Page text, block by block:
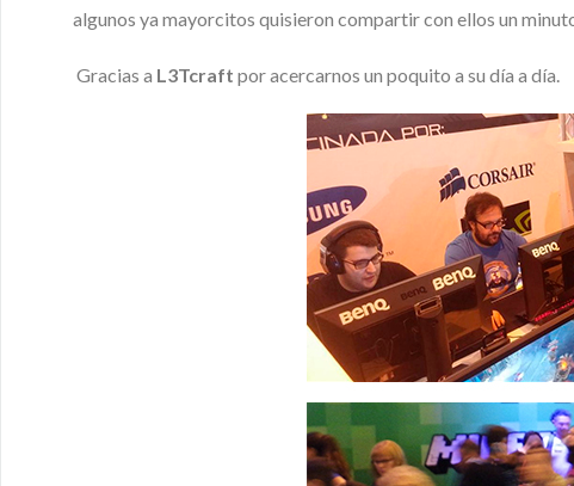
algunos ya mayorcitos quisieron compartir con ellos un
Gracias a L3Tcraft por acercarnos un poquito a su día a día.